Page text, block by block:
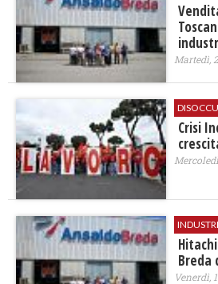
Martedì,
Crisi
Breda
Venerdì,